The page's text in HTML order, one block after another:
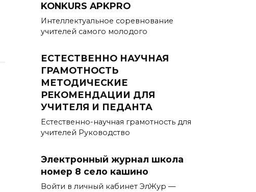
KONKURS APKPRO
Интеллектуальное соревнование
учителей самого молодого
ЕСТЕСТВЕННО НАУЧНАЯ
ГРАМОТНОСТЬ
МЕТОДИЧЕСКИЕ
РЕКОМЕНДАЦИИ ДЛЯ
УЧИТЕЛЯ И ПЕДАНТА
Естественно-научная грамотность для
учителей Руководство
Электронный журнал школа
номер 8 село кашино
Войти в личный кабинет ЭлЖур —